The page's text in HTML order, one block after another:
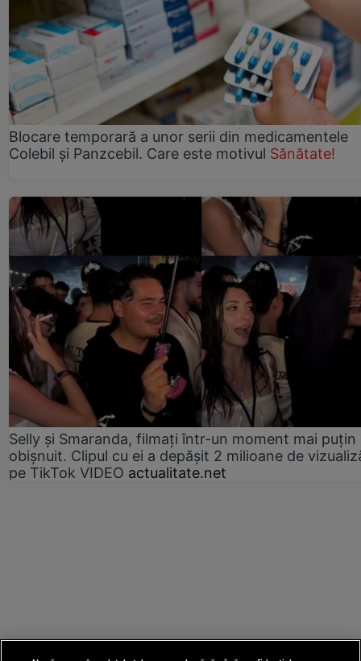
Blocare temporară a unor serii din medicamentele
Colebil și Panzcebil. Care este motivul Sănătate!
Selly și Smaranda, filmați într-un moment mai puțin
obișnuit. Clipul cu ei a depășit 2 milioane de
pe TikTok VIDEO actualitate.net